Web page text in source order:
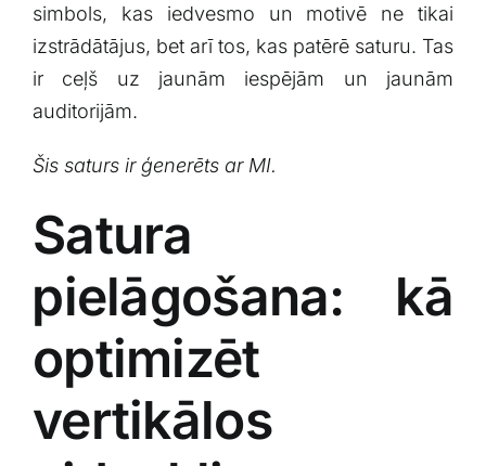
simbols, ‌kas iedvesmo un ⁣motivē ‍ne tikai
⁢izstrādātājus, bet​ arī tos, kas patērē⁢ saturu. Tas
ir ‍ceļš uz jaunām iespējām un jaunām
auditorijām.
Šis saturs ir ģenerēts ⁣ar MI.
Satura
⁢pielāgošana: kā
optimizēt‍
vertikālos